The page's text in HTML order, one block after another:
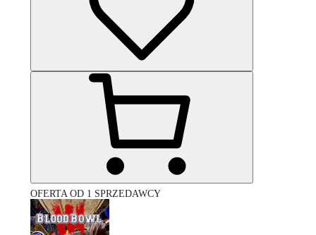
OFERTA OD 1 SPRZEDAWCY